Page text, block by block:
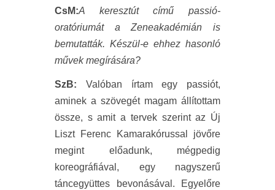
CsM:A keresztút című passió-
oratóriumát a Zeneakadémián is
bemutatták. Készül-e ehhez hasonló
művek megírására?
SzB: Valóban írtam egy passiót,
aminek a szövegét magam állítottam
össze, s amit a tervek szerint az Új
Liszt Ferenc Kamarakórussal jövőre
megint előadunk, mégpedig
koreográfiával, egy nagyszerű
táncegyüttes bevonásával. Egyelőre